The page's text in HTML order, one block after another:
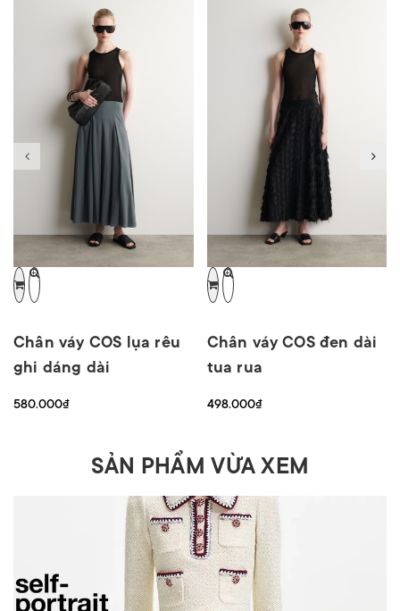
Chân váy COS lụa rêu
ghi dáng dài
580.000₫
Chân váy COS đen dài
tua rua
498.000₫
SẢN PHẨM VỪA XEM